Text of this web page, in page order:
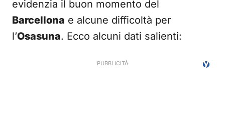
evidenzia il buon momento del
Barcellona e alcune difficoltà per
l’Osasuna. Ecco alcuni dati salienti: